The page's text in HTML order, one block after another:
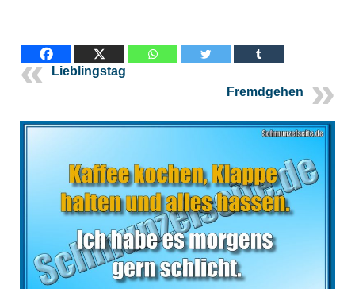
Lieblingstag
Fremdgehen